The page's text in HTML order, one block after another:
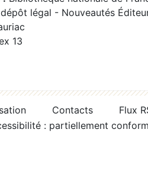
légal - Nouveautés
13
Contacts
Flux
: partiellement